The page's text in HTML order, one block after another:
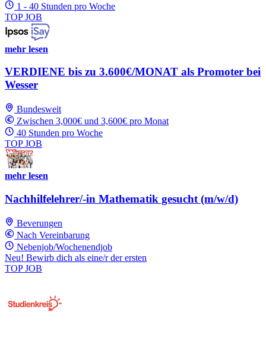
1 - 40 Stunden pro Woche
TOP JOB
mehr lesen
VERDIENE bis zu 3.600€/MONAT als Promoter bei
Wesser
Bundesweit
Zwischen 3,000€ und 3,600€ pro Monat
40 Stunden pro Woche
TOP JOB
mehr lesen
Nachhilfelehrer/-in Mathematik gesucht (m/w/d)
Beverungen
Nach Vereinbarung
Nebenjob/Wochenendjob
Neu! Bewirb dich als eine/r der ersten
TOP JOB